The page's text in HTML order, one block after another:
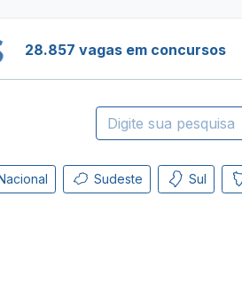
28.857 vagas em concursos
Sudeste Sul